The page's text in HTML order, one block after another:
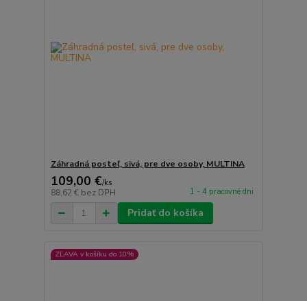
Záhradná posteľ, sivá, pre dve osoby, MULTINA
109,00 €/ks
88,62 € bez DPH 1 - 4 pracovné dni
Pridať do košíka
ZĽAVA v košíku do 10%